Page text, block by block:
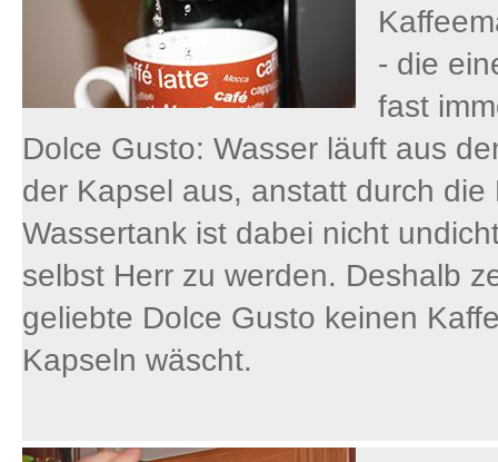
- die
fast
Dolce Gusto: Wasser läuft aus
der Kapsel aus, anstatt durch
Wassertank ist dabei nicht
selbst Herr zu werden. Deshalb
geliebte Dolce Gusto keinen
Kapseln wäscht.